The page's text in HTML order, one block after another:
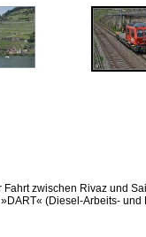
zwischen Rivaz und
(Diesel-Arbeits-